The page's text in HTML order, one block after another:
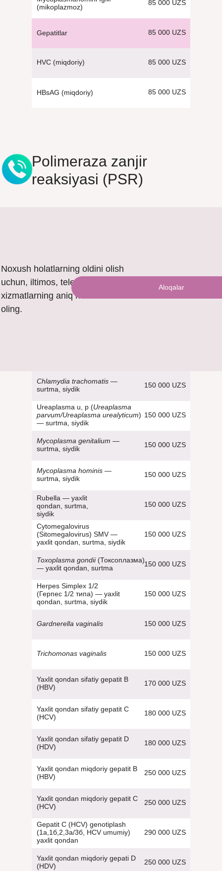
85 000 UZS
(mikoplazmoz)
85 000 UZS
Gepatitlar
85 000 UZS
HVC (miqdoriy)
85 000 UZS
HBsAG (miqdoriy)
Polimeraza zanjir
reaksiyasi (PSR)
Noxush holatlarning oldini olish
uchun, iltimos, telefon orqali
xizmatlarning aniq narxini bilib
oling.
Aloqalar
150 000 UZS
Chlamydia trachomatis —
surtma, siydik
150 000 UZS
Ureaplasma u, p (Ureaplasma
parvum/Ureaplasma urealyticum)
— surtma, siydik
150 000 UZS
Mycoplasma genitalium —
surtma, siydik
150 000 UZS
Mycoplasma hominis —
surtma, siydik
150 000 UZS
Rubella — yaxlit
qondan, surtma,
siydik
150 000 UZS
Cytomegalovirus
(Sitomegalovirus) SMV —
yaxlit qondan, surtma, siydik
150 000 UZS
Toxoplasma gondii(Токсоплазма)
— yaxlit qondan, surtma
150 000 UZS
Herpes Simplex 1/2
(Герпес 1/2 типа) — yaxlit
qondan, surtma, siydik
150 000 UZS
Gardnerella vaginalis
150 000 UZS
Trichomonas vaginalis
170 000 UZS
Yaxlit qondan sifatiy gepatit B
(HBV)
180 000 UZS
Yaxlit qondan sifatiy gepatit C
(HCV)
180 000 UZS
Yaxlit qondan sifatiy gepatit D
(HDV)
250 000 UZS
Yaxlit qondan miqdoriy gepatit B
(HBV)
250 000 UZS
Yaxlit qondan miqdoriy gepatit С
(HCV)
290 000 UZS
Gepatit С (HCV) genotiplash
(1а,1б,2,3а/3б, HCV umumiy)
yaxlit qondan
250 000 UZS
Yaxlit qondan miqdoriy gepati D
(HDV)